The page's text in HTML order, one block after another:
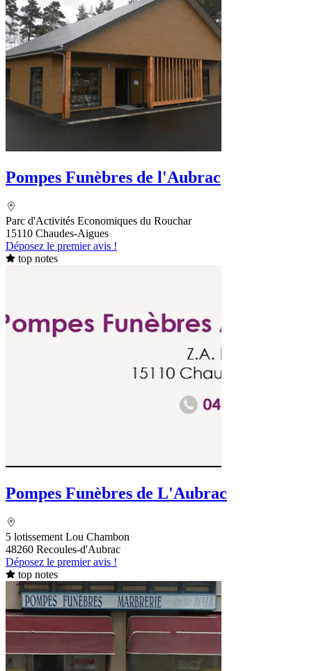
Pompes Funèbres de l'Aubrac
Parc d'Activités Economiques du Rouchar
15110 Chaudes-Aigues
Déposez le premier avis !
top notes
Pompes Funèbres de L'Aubrac
5 lotissement Lou Chambon
48260 Recoules-d'Aubrac
Déposez le premier avis !
top notes